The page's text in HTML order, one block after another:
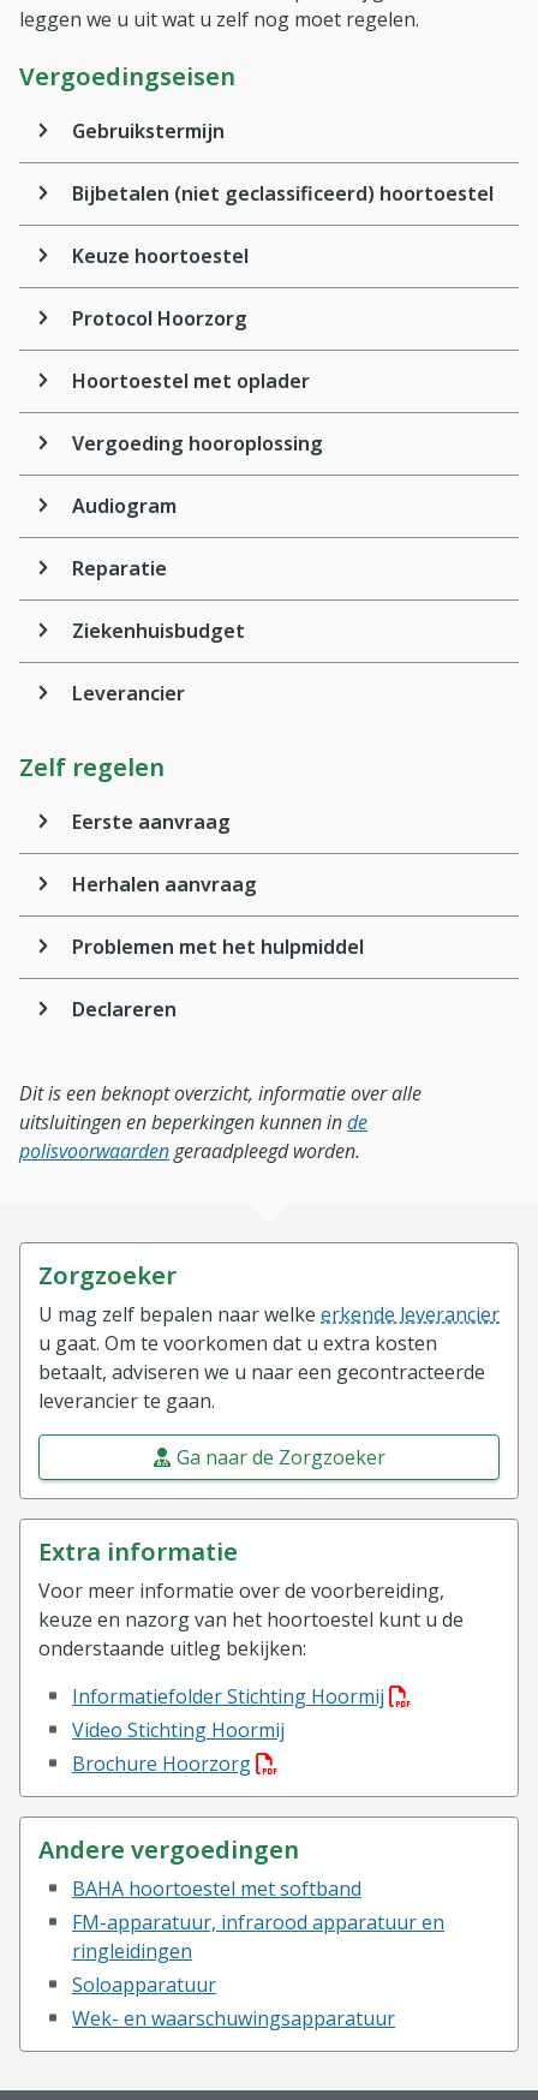
leggen we u uit wat u zelf nog moet regelen.
Vergoedingseisen
Gebruikstermijn
Bijbetalen (niet geclassificeerd) hoortoestel
Keuze hoortoestel
Protocol Hoorzorg
Hoortoestel met oplader
Vergoeding hooroplossing
Audiogram
Reparatie
Ziekenhuisbudget
Leverancier
Zelf regelen
Eerste aanvraag
Herhalen aanvraag
Problemen met het hulpmiddel
Declareren
Dit is een beknopt overzicht, informatie over alle
uitsluitingen en beperkingen kunnen inde
polisvoorwaardengeraadpleegd worden.
Zorgzoeker
U mag zelf bepalen naar welke erkende leverancier
u gaat. Om te voorkomen dat u extra kosten
betaalt, adviseren we u naar een gecontracteerde
leverancier te gaan.
Ga naar de Zorgzoeker
Extra informatie
Voor meer informatie over de voorbereiding,
keuze en nazorg van het hoortoestel kunt u de
onderstaande uitleg bekijken:
Informatiefolder Stichting Hoormij (PDF bestand,
Video Stichting Hoormij
Brochure Hoorzorg(PDF bestand, download
Andere vergoedingen
BAHA hoortoestel met softband
FM-apparatuur, infrarood apparatuur en
ringleidingen
Soloapparatuur
Wek- en waarschuwingsapparatuur